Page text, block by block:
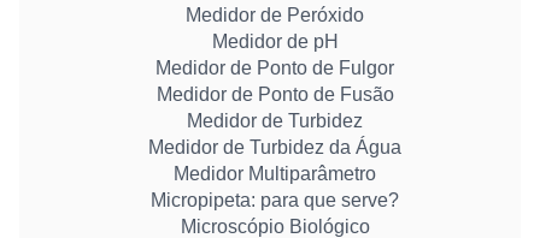
Medidor de Peróxido
Medidor de pH
Medidor de Ponto de Fulgor
Medidor de Ponto de Fusão
Medidor de Turbidez
Medidor de Turbidez da Água
Medidor Multiparâmetro
Micropipeta: para que serve?
Microscópio Biológico